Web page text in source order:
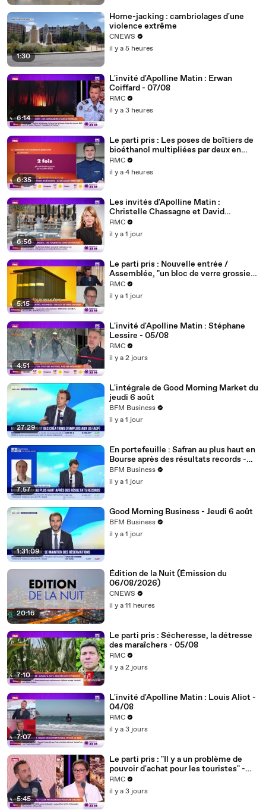
1:30
Home-jacking : cambriolages d'une
violence extrême
CNEWS
il y a 5 heures
6:14
L'invité d'Apolline Matin : Erwan
Coiffard - 07/08
RMC
il y a 3 heures
6:35
Le parti pris : Les poses de boîtiers de
bioéthanol multipliées par deux en
juillet (info RMC) - 07/08
RMC
il y a 4 heures
6:56
Les invités d'Apolline Matin :
Christelle Chassagne et David
Lafforgue - 06/08
RMC
il y a 1 jour
5:15
Le parti pris : Nouvelle entrée /
Assemblée, "un bloc de verre grossier
d'un autre temps qui défigure les quais
de Seine" - 06/08
RMC
il y a 1 jour
4:51
L'invité d'Apolline Matin : Stéphane
Lessire - 05/08
RMC
il y a 2 jours
27:29
L'intégrale de Good Morning Market du
jeudi 6 août
BFM Business
il y a 1 jour
7:57
En portefeuille : Safran au plus haut en
Bourse après des résultats records -
06/08
BFM Business
il y a 1 jour
1:31:09
Good Morning Business - Jeudi 6 août
BFM Business
il y a 1 jour
20:16
Édition de la Nuit (Émission du
06/08/2026)
CNEWS
il y a 11 heures
7:10
Le parti pris : Sécheresse, la détresse
des maraîchers - 05/08
RMC
il y a 2 jours
7:07
L'invité d'Apolline Matin : Louis Aliot -
04/08
RMC
il y a 3 jours
5:45
Le parti pris : "Il y a un problème de
pouvoir d'achat pour les touristes" -
04/08
RMC
il y a 3 jours